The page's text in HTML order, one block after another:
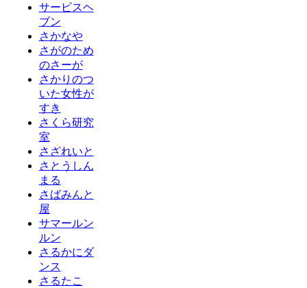
サービスヘ
ブン
さかなや
さがのため
のさーが
さかりのつ
いた女性が
すき
さくら研究
室
さざれいと
さとうしん
まる
さばみんと
屋
サマールン
ルン
さるかにダ
ンス
さるたこ